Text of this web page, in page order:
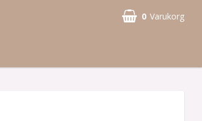
0 Varukorg